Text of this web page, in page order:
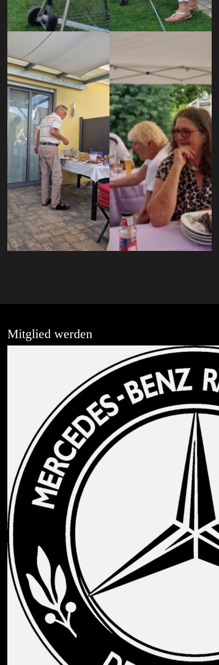
Mitglied werden